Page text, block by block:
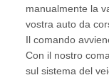
manualmente la
vostra auto da
Il comando
Con il nostro
sul sistema del